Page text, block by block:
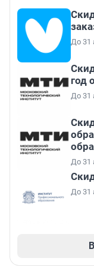
До 31
год
До 31
До 31
До 31